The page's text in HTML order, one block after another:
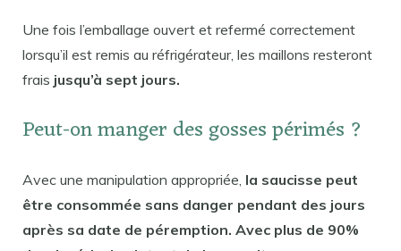
Une fois l’emballage ouvert et refermé correctement
lorsqu’il est remis au réfrigérateur, les maillons resteront
frais jusqu’à sept jours.
Peut-on manger des gosses périmés ?
Avec une manipulation appropriée, la saucisse peut
être consommée sans danger pendant des jours
après sa date de péremption. Avec plus de 90%